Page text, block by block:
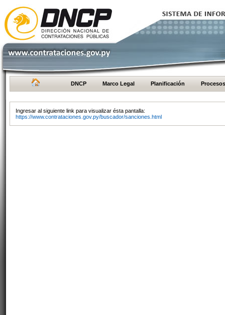
DNCP Marco Legal Planificación Procesos
Ingresar al siguiente link para visualizar ésta pantalla:
https://www.contrataciones.gov.py/buscador/sanciones.html